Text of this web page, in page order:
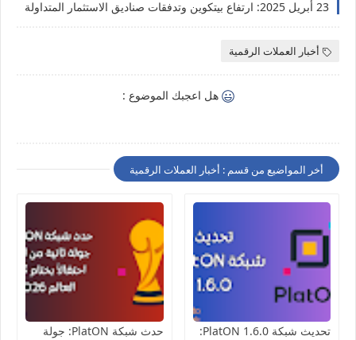
23 أبريل 2025: ارتفاع بيتكوين وتدفقات صناديق الاستثمار المتداولة
أخبار العملات الرقمية
هل اعجبك الموضوع :
أخر المواضيع من قسم : أخبار العملات الرقمية
تحديث شبكة PlatON 1.6.0:
حدث شبكة PlatON: جولة